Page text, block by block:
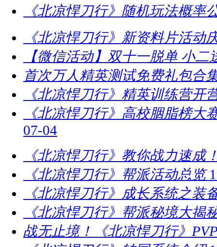
《北凉悍刀行》随机玩法概率
《北凉悍刀行》新资料片活动
【微信活动】双十一脱单 小二
首次万人精英测试免费礼包合
《北凉悍刀行》精英训练营开
《北凉悍刀行》高校胭脂榜大
07-04
《北凉悍刀行》教你战力速成
《北凉悍刀行》帮派活动总览
《北凉悍刀行》成长系统之装
《北凉悍刀行》帮派秘境大揭
战无止境！《北凉悍刀行》